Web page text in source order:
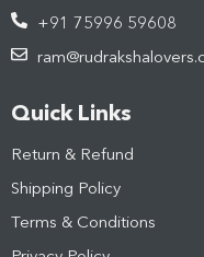
+91 75996 59608
Quick Links
Return & Refund
Shipping Policy
Terms & Conditions